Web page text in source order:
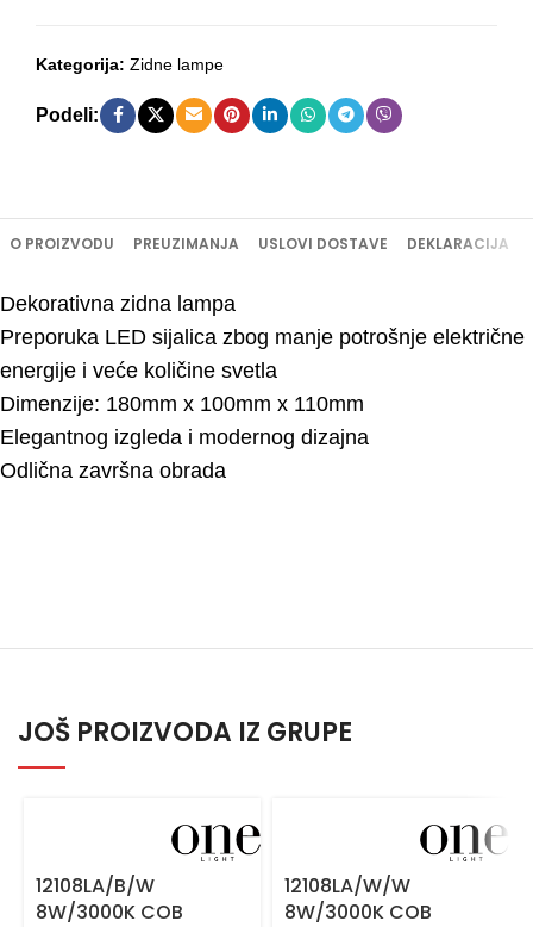
Kategorija: Zidne lampe
Podeli:
O PROIZVODU PREUZIMANJA USLOVI DOSTAVE DEKLARACIJA
Dekorativna zidna lampa
Preporuka LED sijalica zbog manje potrošnje električne
energije i veće količine svetla
Dimenzije: 180mm x 100mm x 110mm
Elegantnog izgleda i modernog dizajna
Odlična završna obrada
JOŠ PROIZVODA IZ GRUPE
12108LA/B/W
8W/3000K COB
12108LA/W/W
8W/3000K COB